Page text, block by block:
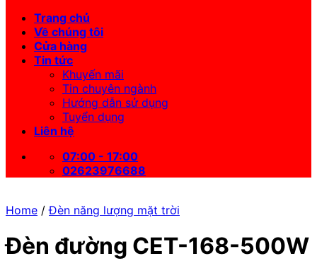
Trang chủ
Về chúng tôi
Cửa hàng
Tin tức
Khuyến mãi
Tin chuyên ngành
Hướng dẫn sử dụng
Tuyển dụng
Liên hệ
07:00 - 17:00
02623976688
Home / Đèn năng lượng mặt trời
Đèn đường CET-168-500W